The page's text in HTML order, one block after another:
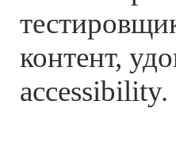
контент,
accessibility.